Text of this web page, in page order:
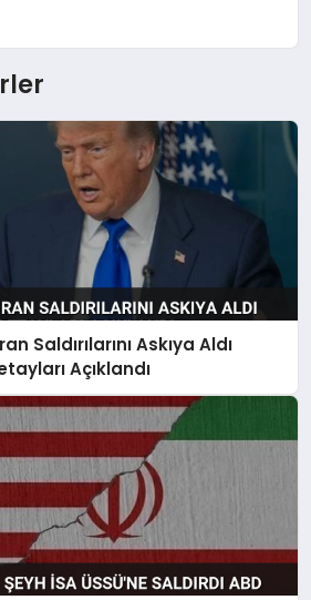
Saldırılarını Askıya Aldı
Açıklandı